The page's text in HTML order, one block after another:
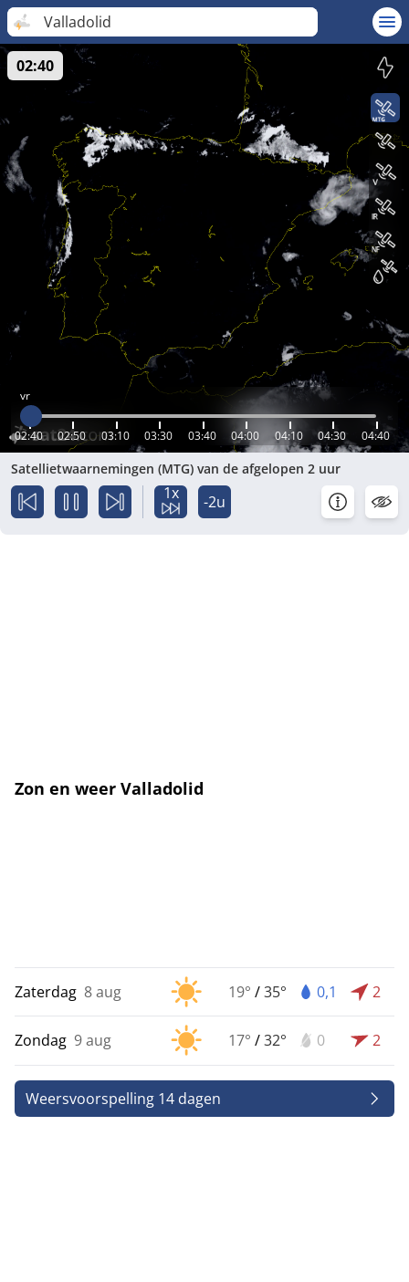
Valladolid
vr
02:40 02:50 03:10 03:30 03:40 04:00 04:10 04:30 04:40
02:40
Satellietwaarnemingen (MTG) van de afgelopen 2 uur
1x -2u
Zon en weer Valladolid
Zaterdag 8 aug 19° /35° 0,1 2
Zondag 9 aug 17° /32° 0 2
Weersvoorspelling 14 dagen